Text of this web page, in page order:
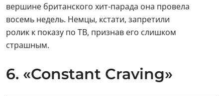
вершине британского хит-парада она провела
восемь недель. Немцы, кстати, запретили
ролик к показу по ТВ, признав его слишком
страшным.
6. «Constant Craving»